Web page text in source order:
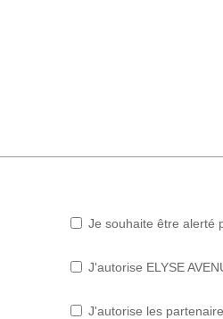
Je souhaite être alerté
J'autorise ELYSE
J'autorise les